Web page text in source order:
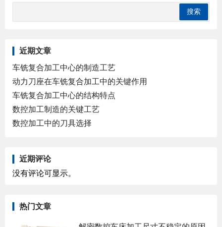
近期文章
车铣复合加工中心的制造工艺
动力刀座在车铣复合加工中的关键作用
车铣复合加工中心的结构特点
数控加工制造的关键工艺
数控加工中的刀具选择
近期评论
没有评论可显示。
热门文章